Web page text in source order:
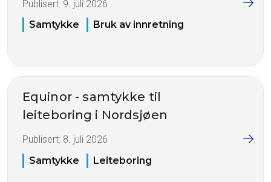
Publisert: 9. juli 2026
Samtykke
Bruk av innretning
Equinor - samtykke til
leiteboring i Nordsjøen
Publisert: 8. juli 2026
Samtykke
Leiteboring